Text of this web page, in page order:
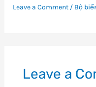
Leave a Comment / Bộ
Leave a